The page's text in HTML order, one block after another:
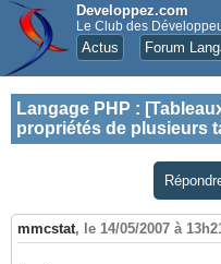
Developpez.com
Le Club des
Actus Forum
Langage PHP :
propriétés de plusieurs
mmcstat, le 14/05/2007 à